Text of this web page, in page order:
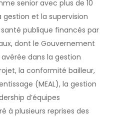
senior avec plus de 10
gestion et la supervision
publique financés par
dont le Gouvernement
dans la gestion
la conformité bailleur,
(MEAL), la gestion
d’équipes
à plusieurs reprises des